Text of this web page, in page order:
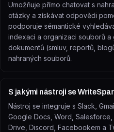
Umožňuje přímo chatovat s
otázky a získávat odpovědi
podporuje sémantické
indexaci a organizaci souborů
dokumentů (smluv, reportů,
nahraných souborů.
S jakými nástroji se
Nástroj se integruje s Slack,
Google Docs, Word,
Drive, Discord, Facebookem a